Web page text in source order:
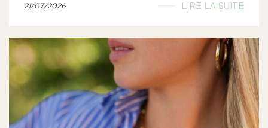
21/07/2026 LIRE LA SUITE